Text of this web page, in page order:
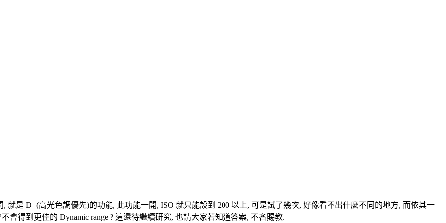
就是 D+(高光色調優先)的功能, 此功能一開, ISO 就只能設到 200 以上, 可是試了幾次, 好像看不出什麼不同的地方, 而依其一
會得到更佳的 Dynamic range ? 這還待繼續研究, 也請大家若知道答案, 不吝賜教.